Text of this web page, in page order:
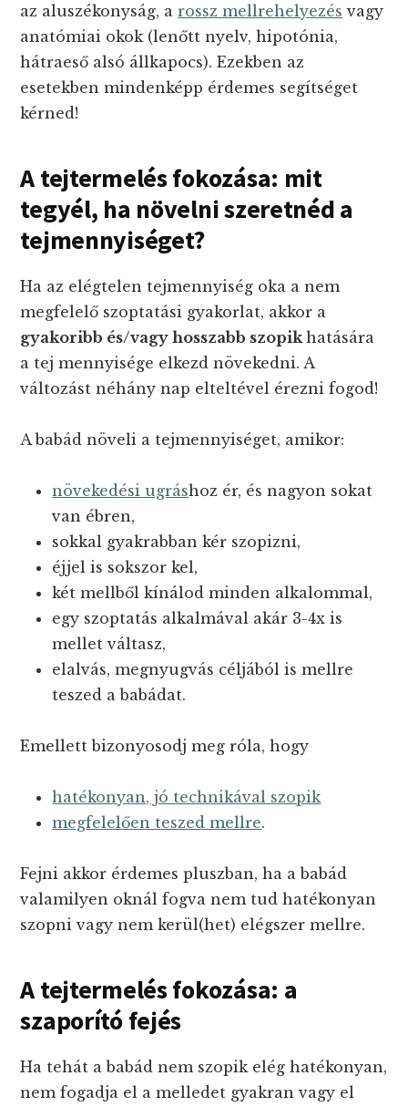
az aluszékonyság, arossz mellrehelyezés vagy
anatómiai okok (lenőtt nyelv, hipotónia,
hátraeső alsó állkapocs). Ezekben az
esetekben mindenképp érdemes segítséget
kérned!
A tejtermelés fokozása: mit
tegyél, ha növelni szeretnéd a
tejmennyiséget?
Ha az elégtelen tejmennyiség oka a nem
megfelelő szoptatási gyakorlat, akkor a
gyakoribb és/vagy hosszabb szopikhatására
a tej mennyisége elkezd növekedni. A
változást néhány nap elteltével érezni fogod!
A babád növeli a tejmennyiséget, amikor:
növekedési ugráshoz ér, és nagyon sokat
van ébren,
sokkal gyakrabban kér szopizni,
éjjel is sokszor kel,
két mellből kínálod minden alkalommal,
egy szoptatás alkalmával akár 3-4x is
mellet váltasz,
elalvás, megnyugvás céljából is mellre
teszed a babádat.
Emellett bizonyosodj meg róla, hogy
hatékonyan, jó technikával szopik
megfelelően teszed mellre.
Fejni akkor érdemes pluszban, ha a babád
valamilyen oknál fogva nem tud hatékonyan
szopni vagy nem kerül(het) elégszer mellre.
A tejtermelés fokozása: a
szaporító fejés
Ha tehát a babád nem szopik elég hatékonyan,
nem fogadja el a melledet gyakran vagy el